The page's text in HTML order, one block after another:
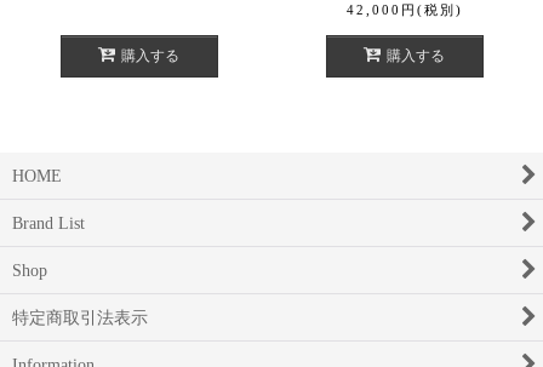
購入する
42,000 円 (税別)
購入する
HOME
Brand List
Shop
特定商取引法表示